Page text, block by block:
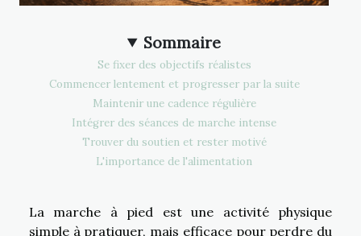
Sommaire
Se fixer des objectifs réalistes
Commencer lentement et progresser par la suite
Maintenir une cadence régulière
Intégrer des séances de marche intense
Trouver du soutien et rester motivé
L'importance de l'alimentation
La marche à pied est une activité physique
simple à pratiquer, mais efficace pour perdre du